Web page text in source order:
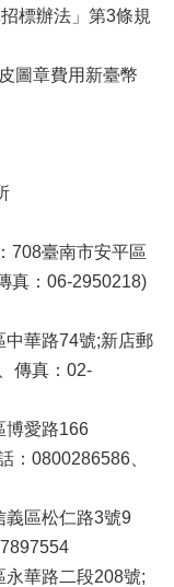
標辦法」第3條規
圖章費用新臺幣
708臺南市安平區
真：06-2950218)
中華路74號;新店郵
傳真：02-
博愛路166
：0800286586、
義區松仁路3號9
華路二段208號;